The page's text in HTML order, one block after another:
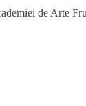
de Arte